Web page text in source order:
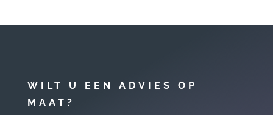
WILT U EEN ADVIES OP
MAAT?